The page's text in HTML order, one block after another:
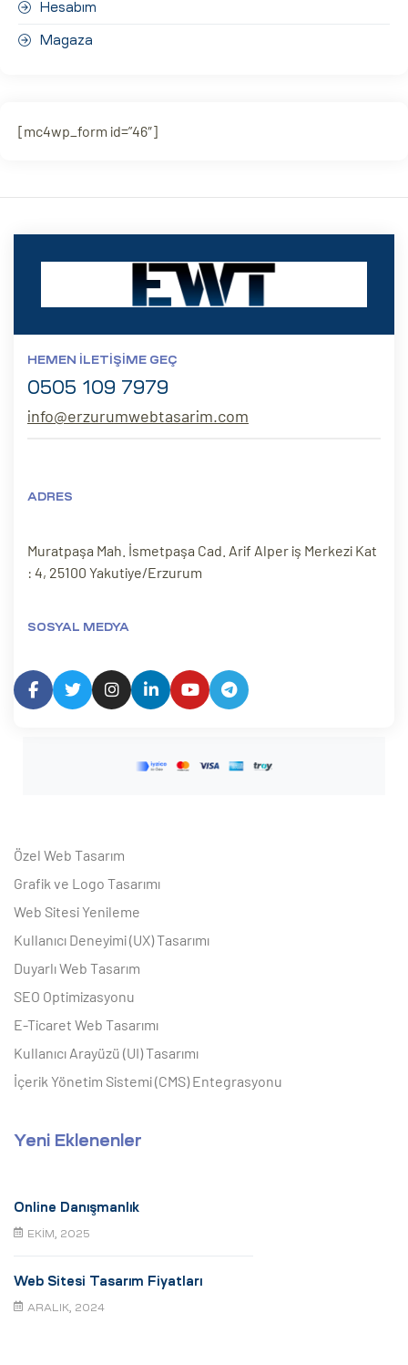
Hesabım
Magaza
[mc4wp_form id=”46″]
HEMEN İLETIŞIME GEÇ
0505 109 7979
info@erzurumwebtasarim.com
ADRES
Muratpaşa Mah. İsmetpaşa Cad. Arif Alper iş Merkezi Kat
: 4, 25100 Yakutiye/Erzurum
SOSYAL MEDYA
Özel Web Tasarım
Grafik ve Logo Tasarımı
Web Sitesi Yenileme
Kullanıcı Deneyimi (UX) Tasarımı
Duyarlı Web Tasarım
SEO Optimizasyonu
E-Ticaret Web Tasarımı
Kullanıcı Arayüzü (UI) Tasarımı
İçerik Yönetim Sistemi (CMS) Entegrasyonu
Yeni Eklenenler
Online Danışmanlık
EKIM, 2025
Web Sitesi Tasarım Fiyatları
ARALIK, 2024